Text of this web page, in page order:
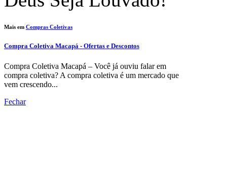
Mais em Compras Coletivas
Compra Coletiva Macapá - Ofertas e Descontos
Compra Coletiva Macapá – Você já ouviu falar em
compra coletiva? A compra coletiva é um mercado que
vem crescendo...
Fechar